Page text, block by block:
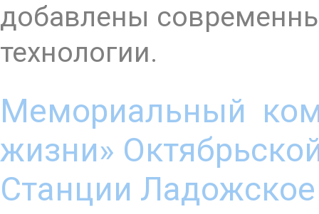
добавлены
технологии.
Мемориальный
жизни»
Станции